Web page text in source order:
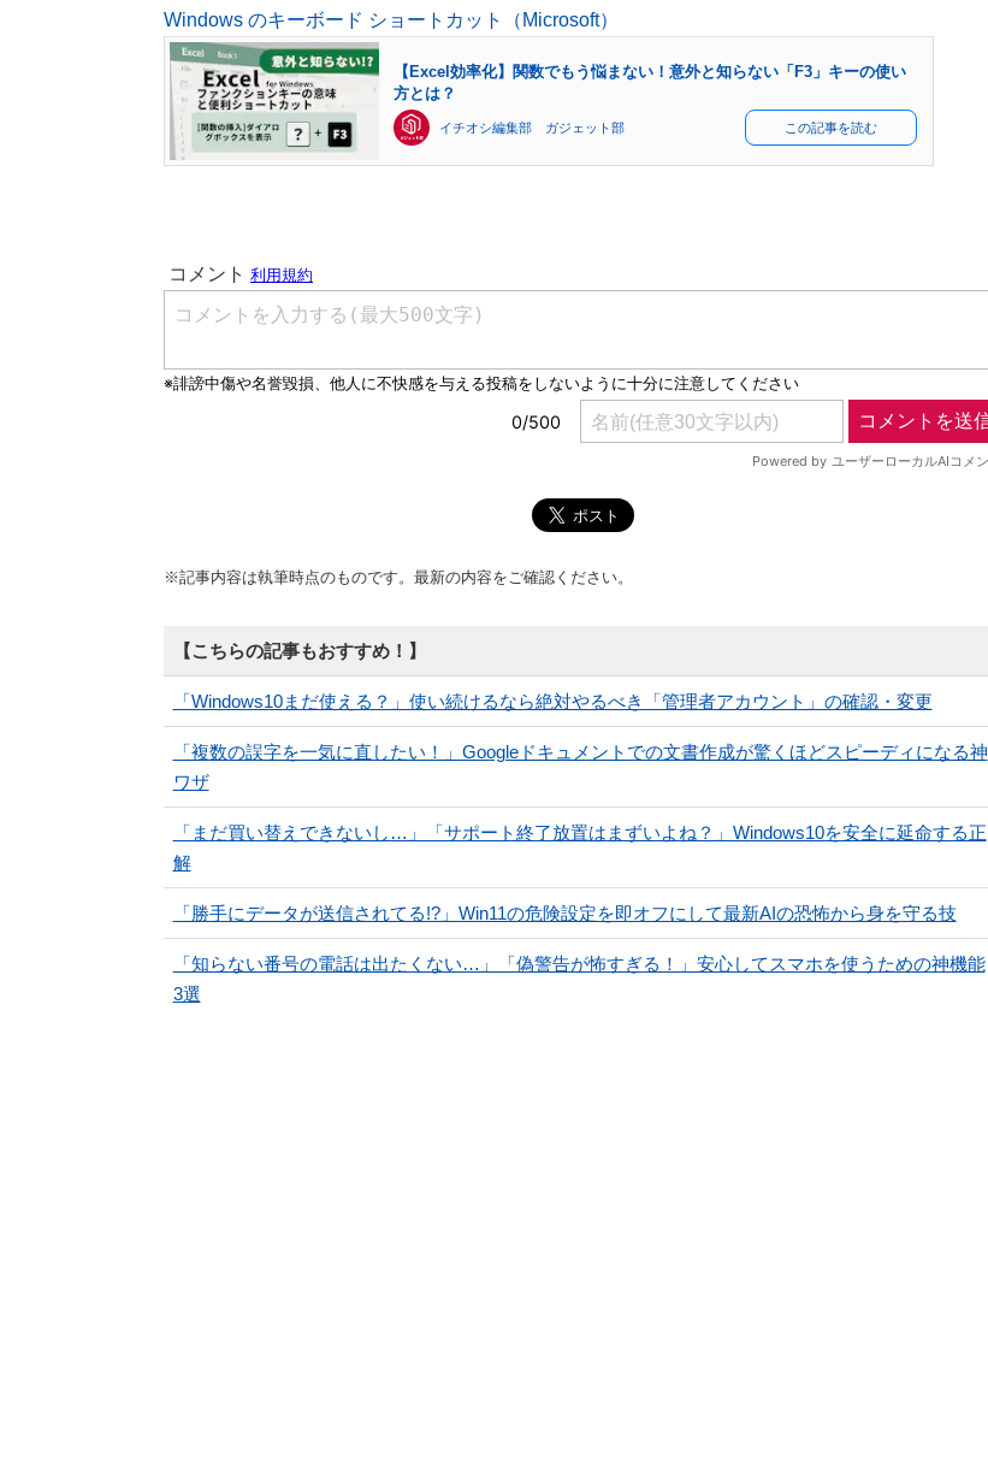
Windows のキーボード ショートカット（Microsoft）
【Excel効率化】関数でもう悩まない！意外と知らない「F3」キーの使い
方とは？
イチオシ編集部 ガジェット部 この記事を読む
※記事内容は執筆時点のものです。最新の内容をご確認ください。
【こちらの記事もおすすめ！】
「Windows10まだ使える？」使い続けるなら絶対やるべき「管理者アカウント」の確認・変更
「複数の誤字を一気に直したい！」Googleドキュメントでの文書作成が驚くほどスピーディになる神
ワザ
「まだ買い替えできないし…」「サポート終了放置はまずいよね？」Windows10を安全に延命する正
解
「勝手にデータが送信されてる!?」Win11の危険設定を即オフにして最新AIの恐怖から身を守る技
「知らない番号の電話は出たくない…」「偽警告が怖すぎる！」安心してスマホを使うための神機能
3選